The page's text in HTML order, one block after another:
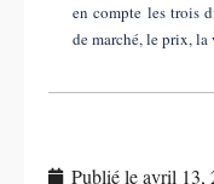
en compte les trois
de marché, le prix,
Publié leavril 13,